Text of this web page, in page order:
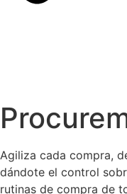
Agiliza cada compra,
dándote el control
rutinas de compra de